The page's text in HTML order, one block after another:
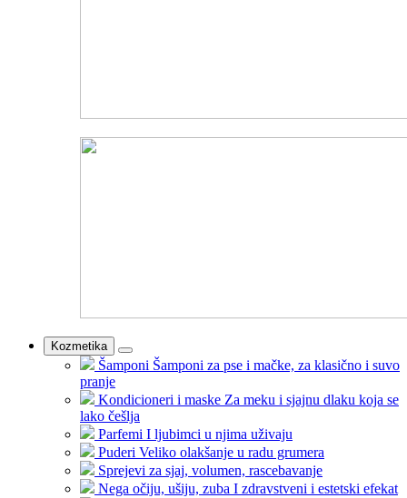
Kozmetika
Šamponi Šamponi za pse i mačke, za klasično i suvo
pranje
Kondicioneri i maske Za meku i sjajnu dlaku koja se
lako češlja
Parfemi I ljubimci u njima uživaju
Puderi Veliko olakšanje u radu grumera
Sprejevi za sjaj, volumen, rascebavanje
Nega očiju, ušiju, zuba I zdravstveni i estetski efekat